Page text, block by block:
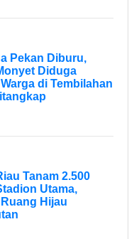
Pekan Diburu,
Diduga
di Tembilahan
Tanam 2.500
Utama,
Hijau